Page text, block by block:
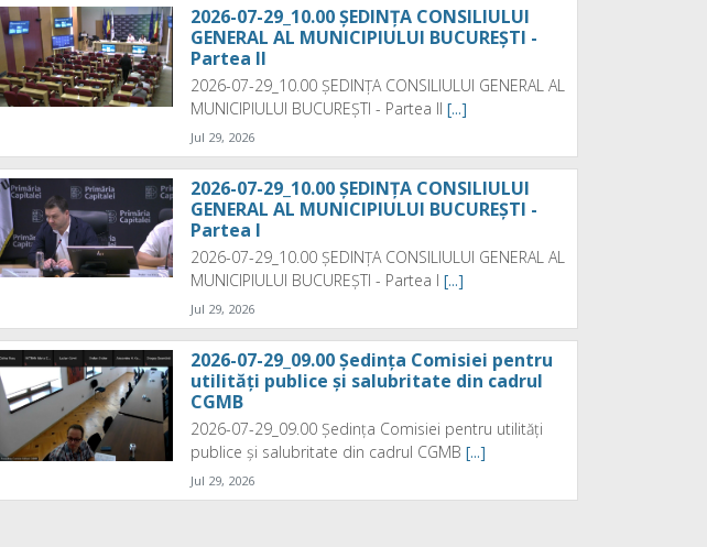
2026-07-29_10.00 ȘEDINȚA CONSILIULUI
GENERAL AL MUNICIPIULUI BUCUREȘTI -
Partea II
2026-07-29_10.00 ȘEDINȚA CONSILIULUI GENERAL AL
MUNICIPIULUI BUCUREȘTI - Partea II[...]
Jul 29, 2026
2026-07-29_10.00 ȘEDINȚA CONSILIULUI
GENERAL AL MUNICIPIULUI BUCUREȘTI -
Partea I
2026-07-29_10.00 ȘEDINȚA CONSILIULUI GENERAL AL
MUNICIPIULUI BUCUREȘTI - Partea I[...]
Jul 29, 2026
2026-07-29_09.00 Ședința Comisiei pentru
utilități publice și salubritate din cadrul
CGMB
2026-07-29_09.00 Ședința Comisiei pentru utilități
publice și salubritate din cadrul CGMB[...]
Jul 29, 2026